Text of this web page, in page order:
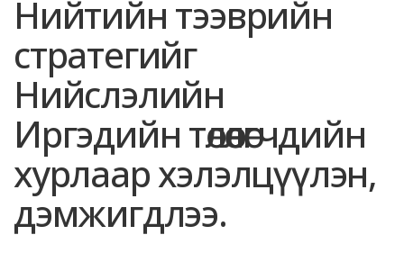
Нийтийн тээврийн
стратегийг
Нийслэлийн
Иргэдийн төлөөлөгчдийн
хурлаар хэлэлцүүлэн,
дэмжигдлээ.